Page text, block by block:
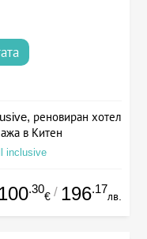
реновиран хотел
в Китен
inclusive
.30
€ / 196.17
лв.